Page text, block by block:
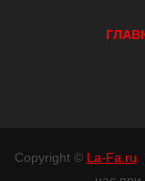
Copyright © La-Fa.ru